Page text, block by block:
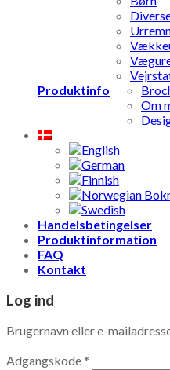
Produktinfo
Om
Handelsbetingelser
Produktinformation
FAQ
Kontakt
Log ind
Brugernavn eller e-
Adgangskode*